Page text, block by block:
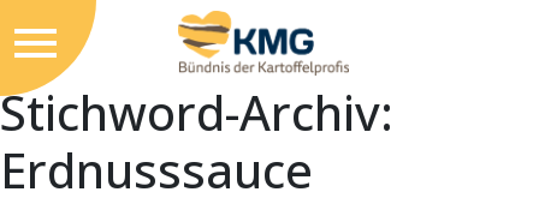
Stichword-Archiv:
Erdnusssauce